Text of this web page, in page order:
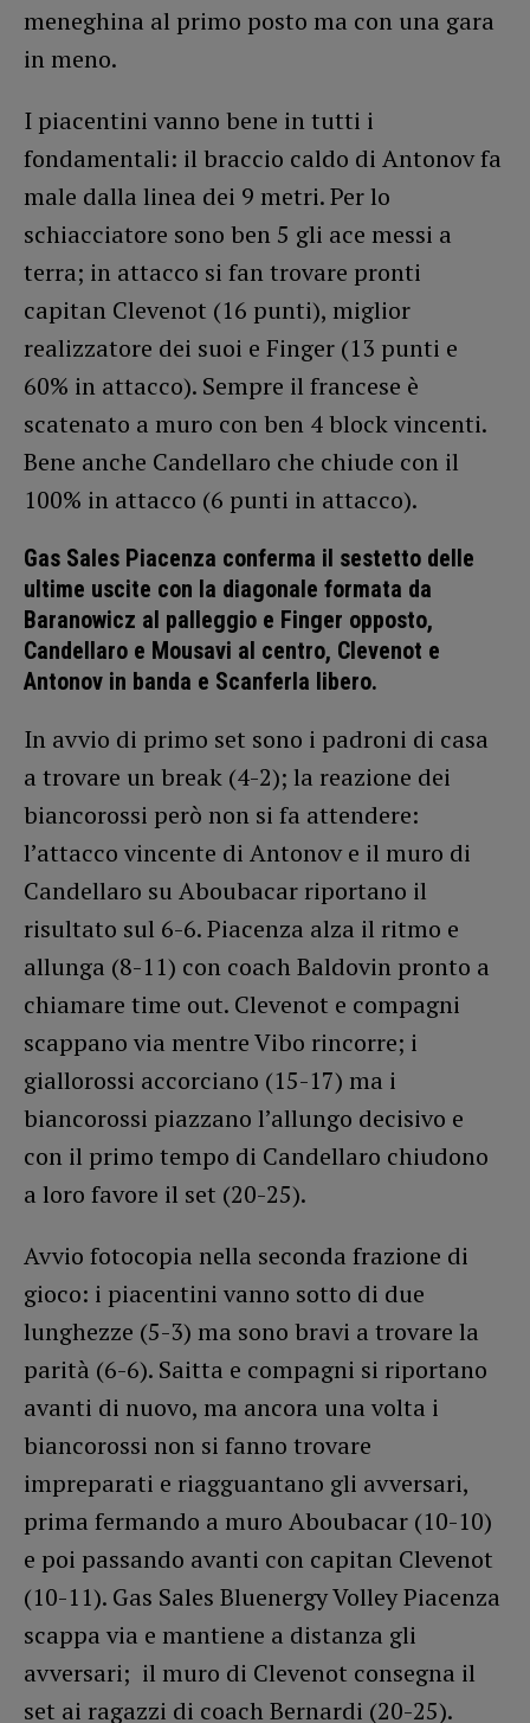
meneghina al primo posto ma con una gara
in meno.
I piacentini vanno bene in tutti i
fondamentali: il braccio caldo di Antonov fa
male dalla linea dei 9 metri. Per lo
schiacciatore sono ben 5 gli ace messi a
terra; in attacco si fan trovare pronti
capitan Clevenot (16 punti), miglior
realizzatore dei suoi e Finger (13 punti e
60% in attacco). Sempre il francese è
scatenato a muro con ben 4 block vincenti.
Bene anche Candellaro che chiude con il
100% in attacco (6 punti in attacco).
Gas Sales Piacenza conferma il sestetto delle
ultime uscite con la diagonale formata da
Baranowicz al palleggio e Finger opposto,
Candellaro e Mousavi al centro, Clevenot e
Antonov in banda e Scanferla libero.
In avvio di primo set sono i padroni di casa
a trovare un break (4-2); la reazione dei
biancorossi però non si fa attendere:
l’attacco vincente di Antonov e il muro di
Candellaro su Aboubacar riportano il
risultato sul 6-6. Piacenza alza il ritmo e
allunga (8-11) con coach Baldovin pronto a
chiamare time out. Clevenot e compagni
scappano via mentre Vibo rincorre; i
giallorossi accorciano (15-17) ma i
biancorossi piazzano l’allungo decisivo e
con il primo tempo di Candellaro chiudono
a loro favore il set (20-25).
Avvio fotocopia nella seconda frazione di
gioco: i piacentini vanno sotto di due
lunghezze (5-3) ma sono bravi a trovare la
parità (6-6). Saitta e compagni si riportano
avanti di nuovo, ma ancora una volta i
biancorossi non si fanno trovare
impreparati e riagguantano gli avversari,
prima fermando a muro Aboubacar (10-10)
e poi passando avanti con capitan Clevenot
(10-11). Gas Sales Bluenergy Volley Piacenza
scappa via e mantiene a distanza gli
avversari; il muro di Clevenot consegna il
set ai ragazzi di coach Bernardi (20-25).